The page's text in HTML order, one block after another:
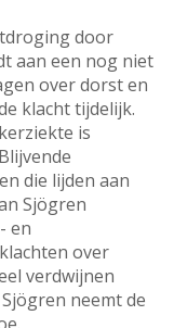
door
aan een nog niet
over dorst en
klacht tijdelijk.
is
die lijden aan
Sjögren
en
over
verdwijnen
neemt de